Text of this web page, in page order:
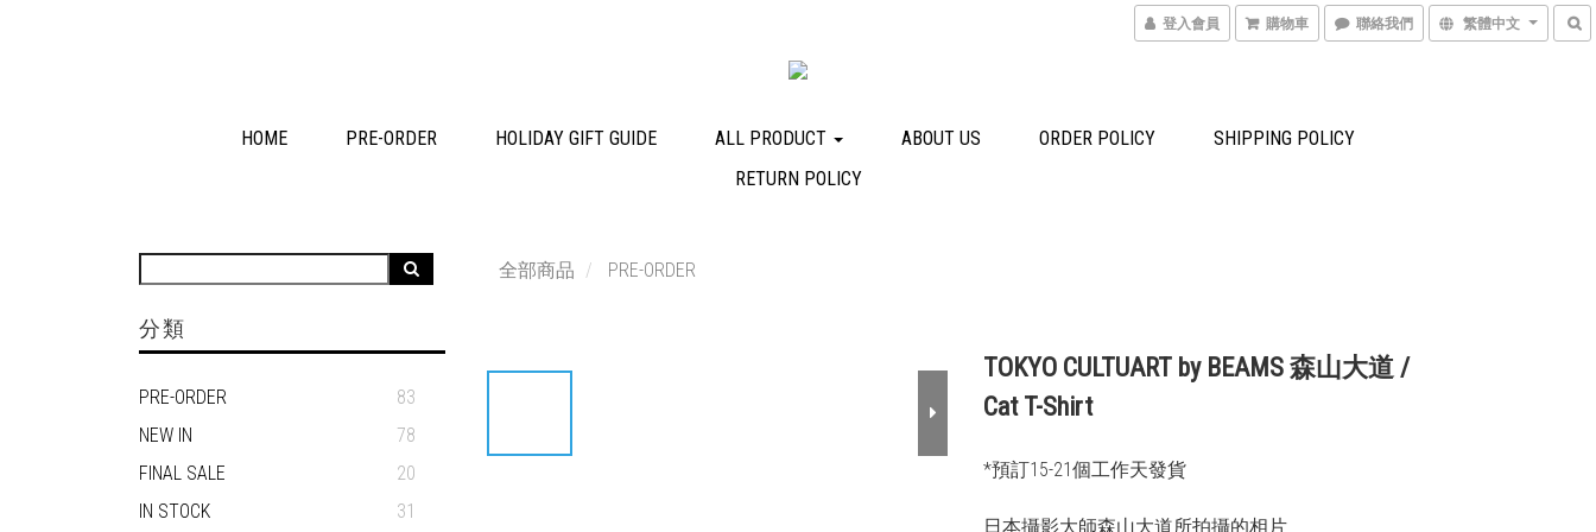
登入會員 購物車 聯絡我們 繁體中文
HOME PRE-ORDER HOLIDAY GIFT GUIDE ALL PRODUCT ABOUT US ORDER POLICY
SHIPPING POLICY
RETURN POLICY
分類
PRE-ORDER
83
NEW IN
78
FINAL SALE
20
IN STOCK
31
全部商品 PRE-ORDER
TOKYO CULTUART by BEAMS 森山大道 /
Cat T-Shirt
*預訂15-21個工作天發貨
日本攝影大師森山大道所拍攝的相片